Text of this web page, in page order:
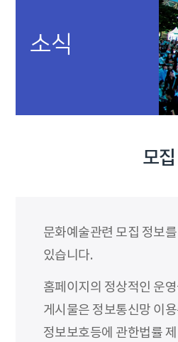
소식
모집
문화예술관련 모집 정보
있습니다.
홈페이지의 정상적인 운
게시물은 정보통신망 이
정보보호등에 관한법률